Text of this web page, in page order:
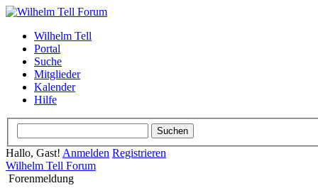
Wilhelm Tell
Portal
Suche
Mitglieder
Kalender
Hilfe
Hallo, Gast! Anmelden Registrieren
Wilhelm Tell Forum
Forenmeldung